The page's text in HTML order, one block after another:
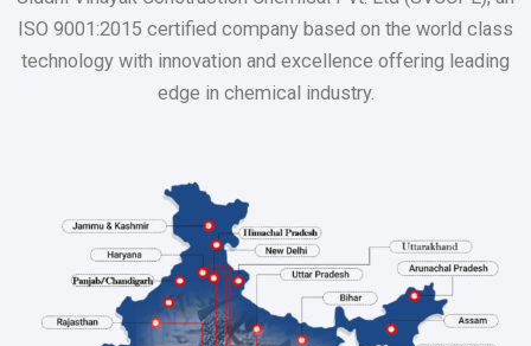
ISO 9001:2015 certified company based on the world class
technology with innovation and excellence offering leading
edge in chemical industry.